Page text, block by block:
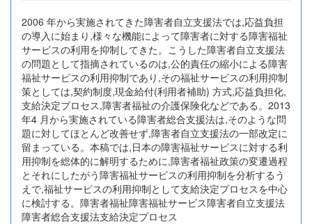
2006 年から実施されてきた障害者自立支援法では,応益負担
の導入に始まり,様々な機能によって障害者に対する障害福祉
サービスの利用を抑制してきた。こうした障害者自立支援法
の問題として指摘されているのは,公的責任の縮小による障害
福祉サービスの利用抑制であり,その福祉サービスの利用抑制
策としては,契約制度,現金給付(利用者補助) 方式,応益負担化,
支給決定プロセス,障害者福祉の介護保険化などである。2013
年4 月から実施されている障害者総合支援法は,そのような問
題に対してほとんど改善せず,障害者自立支援法の一部改定に
留まっている。本稿では,日本の障害福祉サービスに対する利
用抑制を総体的に解明するために,障害者福祉政策の変遷過程
とそれにしたがう障害福祉サービスの利用抑制を分析するう
えで,福祉サービスの利用抑制として支給決定プロセスを中心
に検討する。障害者福祉障害福祉サービス障害者自立支援法
障害者総合支援法支給決定プロセス